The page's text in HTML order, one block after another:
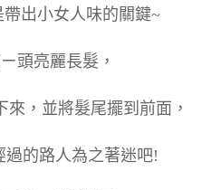
出小女人味的關鍵~
頭亮麗長髮，
，並將髮尾擺到前面，
的路人為之著迷吧!